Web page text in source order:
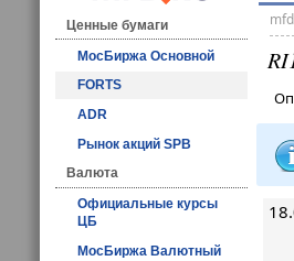
Ценные бумаги
МосБиржа Основной
FORTS
ADR
Рынок акций SPB
Валюта
Официальные курсы
ЦБ
МосБиржа Валютный